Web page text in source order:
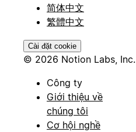
简体中文
繁體中文
Cài đặt cookie
© 2026 Notion Labs, Inc.
Công ty
Giới thiệu về
chúng tôi
Cơ hội nghề